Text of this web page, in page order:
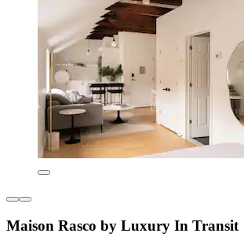
Maison Rasco by Luxury In Transit